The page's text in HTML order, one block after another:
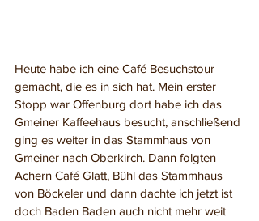
Heute habe ich eine Café Besuchstour
gemacht, die es in sich hat. Mein erster
Stopp war Offenburg dort habe ich das
Gmeiner Kaffeehaus besucht, anschließend
ging es weiter in das Stammhaus von
Gmeiner nach Oberkirch. Dann folgten
Achern Café Glatt, Bühl das Stammhaus
von Böckeler und dann dachte ich jetzt ist
doch Baden Baden auch nicht mehr weit